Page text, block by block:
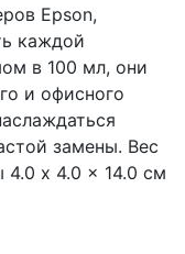
Epson,
каждой
в 100 мл, они
и офисного
замены. Вес
4.0 x 4.0 x 14.0 см